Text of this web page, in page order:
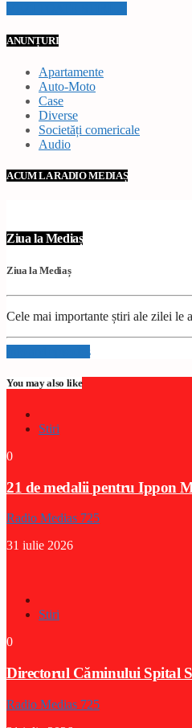
ANUNȚURI
Apartamente
Auto-Moto
Case
Diverse
Societăți comericale
Audio
ACUM LA RADIO MEDIAȘ
Ziua la Mediaș
Ziua la Mediaș
Cele mai importante știri ale zilei le
Info and episodes
You may also like
Stiri
0
21 de medalii pentru Ippon
Radio Medias 725
31 iulie 2026
Stiri
0
Directorul Căminului Spital
Radio Medias 725